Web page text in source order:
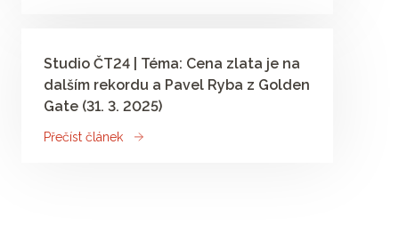
Studio ČT24 | Téma: Cena zlata je na
dalším rekordu a Pavel Ryba z Golden
Gate (31. 3. 2025)
Přečíst článek